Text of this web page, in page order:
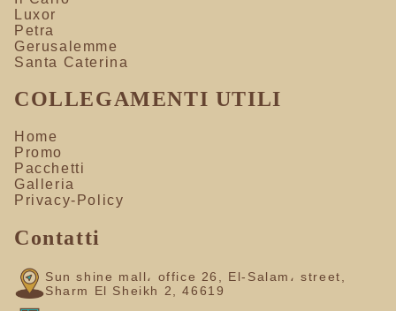
Luxor
Petra
Gerusalemme
Santa Caterina
COLLEGAMENTI UTILI
Home
Promo
Pacchetti
Galleria
Privacy-Policy
Contatti
Sun shine mall، office 26, El-Salam، street,
Sharm El Sheikh 2, 46619